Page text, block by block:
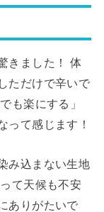
きました！ 体
ただけで辛いで
も楽にする」
って感じます！
み込まない生地
て天候も不安
ありがたいで